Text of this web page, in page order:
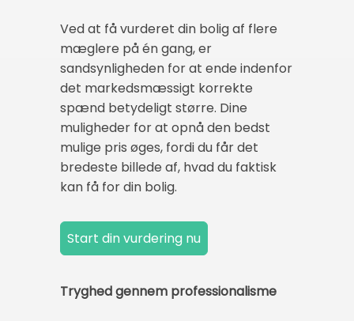
Ved at få vurderet din bolig af flere
mæglere på én gang, er
sandsynligheden for at ende indenfor
det markedsmæssigt korrekte
spænd betydeligt større. Dine
muligheder for at opnå den bedst
mulige pris øges, fordi du får det
bredeste billede af, hvad du faktisk
kan få for din bolig.
Tryghed gennem professionalisme